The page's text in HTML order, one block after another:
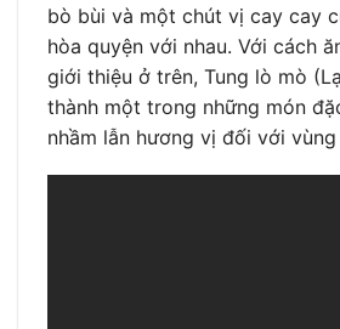
bò bùi và một chút vị cay cay
hòa quyện với nhau. Với cách
giới thiệu ở trên, Tung lò mò
thành một trong những món
nhầm lẫn hương vị đối với